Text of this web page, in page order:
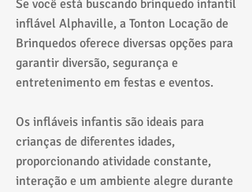
Se você está buscando brinquedo infantil
inflável Alphaville, a Tonton Locação de
Brinquedos oferece diversas opções para
garantir diversão, segurança e
entretenimento em festas e eventos.
Os infláveis infantis são ideais para
crianças de diferentes idades,
proporcionando atividade constante,
interação e um ambiente alegre durante